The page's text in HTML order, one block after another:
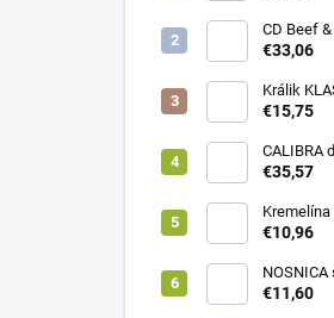
CD Beef
€33,06
Králik
€15,75
CALIBRA
LARGE
€35,57
kg vedro
€10,96
NOSNICA
TRADÍCIA
€11,60